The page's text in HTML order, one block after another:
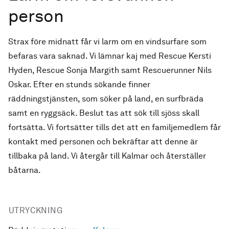
person
Strax före midnatt får vi larm om en vindsurfare som
befaras vara saknad. Vi lämnar kaj med Rescue Kersti
Hyden, Rescue Sonja Margith samt Rescuerunner Nils
Oskar. Efter en stunds sökande finner
räddningstjänsten, som söker på land, en surfbräda
samt en ryggsäck. Beslut tas att sök till sjöss skall
fortsätta. Vi fortsätter tills det att en familjemedlem får
kontakt med personen och bekräftar att denne är
tillbaka på land. Vi återgår till Kalmar och återställer
båtarna.
UTRYCKNING